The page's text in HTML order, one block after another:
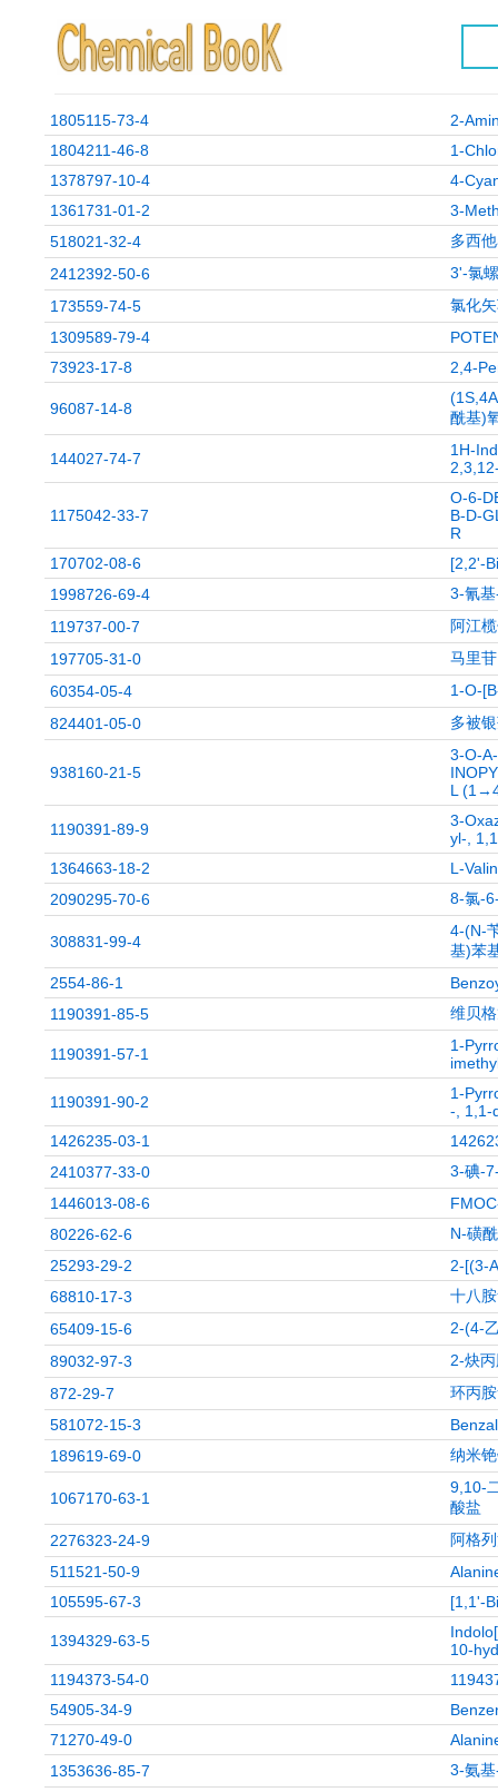
1805115-73-4
2-
1804211-46-8
1-
1378797-10-4
4-
1361731-01-2
3-
518021-32-4
多西
2412392-50-6
3'-氯
173559-74-5
氯化
1309589-79-4
73923-17-8
2,4-
96087-14-8
酰基)
144027-74-7
1H-
1175042-33-7
O-6-
Β-D-
R
170702-08-6
[2,2'-
1998726-69-4
3-氰
119737-00-7
阿江
197705-31-0
马里苷
60354-05-4
1-O-
824401-05-0
多被
938160-21-5
3-O-
L
1190391-89-9
3-
yl-,
1364663-18-2
L-
2090295-70-6
8-氯-
308831-99-4
4-(N-
基)苯
2554-86-1
1190391-85-5
维贝
1190391-57-1
1-
1190391-90-2
1-
-, 1,1-
1426235-03-1
2410377-33-0
3-碘-
1446013-08-6
80226-62-6
N-磺
25293-29-2
2-[(3-
68810-17-3
十八
65409-15-6
2-(4-
89032-97-3
2-炔
872-29-7
环丙
581072-15-3
189619-69-0
纳米
1067170-63-1
9,10-
酸盐
2276323-24-9
阿格
511521-50-9
105595-67-3
[1,1'-
1394329-63-5
10-
1194373-54-0
54905-34-9
71270-49-0
1353636-85-7
3-氨